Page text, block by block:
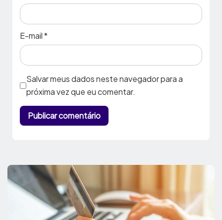
E-mail*
Salvar meus dados neste navegador para a
próxima vez que eu comentar.